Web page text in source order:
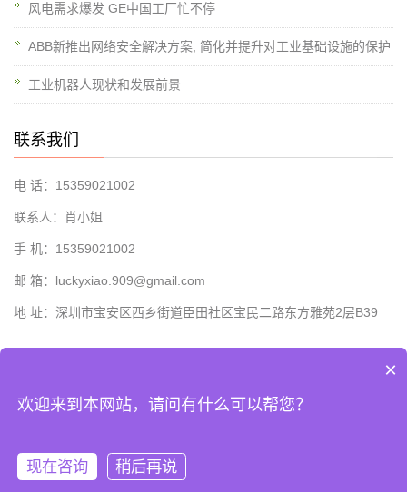
风电需求爆发 GE中国工厂忙不停
ABB新推出网络安全解决方案, 简化并提升对工业基础设施的保护
工业机器人现状和发展前景
联系我们
电 话：15359021002
联系人：肖小姐
手 机：15359021002
邮 箱：luckyxiao.909@gmail.com
地 址：深圳市宝安区西乡街道臣田社区宝民二路东方雅苑2层B39
Copyright © 2022-2023 深圳长欣自动化设备有限公司 版权所有
×
欢迎来到本网站，请问有什么可以帮您？
现在咨询 稍后再说